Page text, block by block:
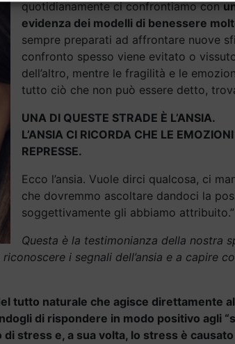
quotidianamente ci confrontiamo con
evidenza dei modelli di benessere
sempre preparati ad affrontare nuove
confronto spesso viene evitato o
dell’altro, mentre le fragilità e le
tutto ciò che non può essere detto,
UNA DI QUESTE STRADE È L’ANSIA.
L’ANSIA CI RICORDA CHE LE
REPRESSE.
Ecco l’ansia. Vuole dirci qualcosa, ci
che dovremmo ascoltare dandoci la
soggettivamente gli abbiamo attribuito.”
Questa è la testimonianza della nostra
i segnali dell’ansia e a capire
tutto naturale che agisce direttamente
di rispondere in modo positivo agli
stress e, a sua volta, lo stress è